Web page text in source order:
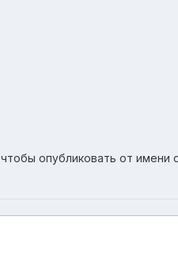
, чтобы опубликовать от имени